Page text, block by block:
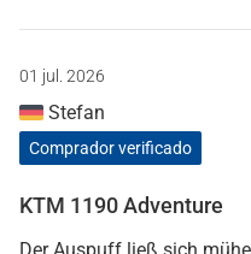
01 jul. 2026
Stefan
Comprador verificado
KTM 1190 Adventure